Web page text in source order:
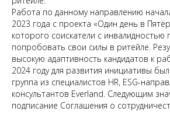
Работа по данному направлению
2023 года с проекта «Один день в
которого соискатели с инвалидностью
попробовать свои силы в ритейле.
высокую адаптивность кандидатов к
2024 году для развития инициативы
группа из специалистов HR, ESG-
консультантов Everland. Следующим
подписание Соглашения о